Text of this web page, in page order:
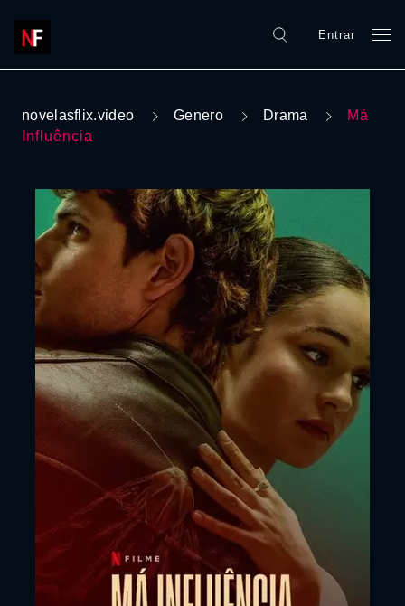
Entrar
novelasflix.video Genero Drama
Má
Influência